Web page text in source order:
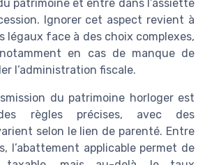
patrimoine et entre dans l’assiette
Ignorer cet aspect revient à
légaux face à des choix complexes,
en cas de manque de
l’administration fiscale.
du patrimoine horloger est
règles précises, avec des
selon le lien de parenté. Entre
l’abattement applicable permet de